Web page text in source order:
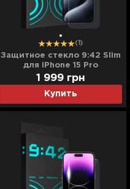
(1)
Защитное стекло 9:42 Slim
для iPhone 15 Pro
Купить
1 999 грн